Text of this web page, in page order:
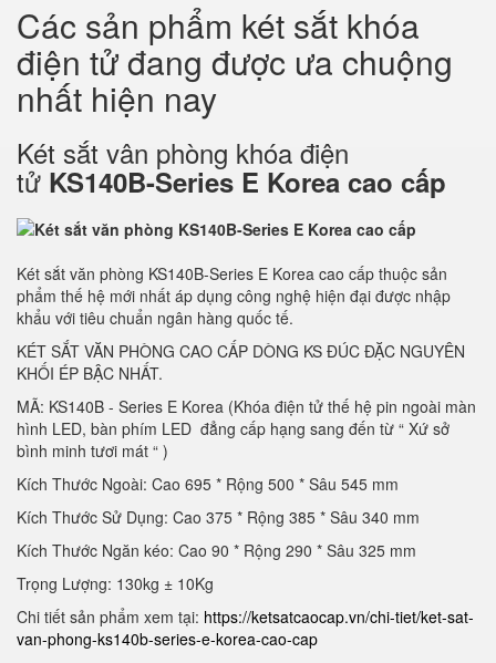
Các sản phẩm két sắt khóa
điện tử đang được ưa chuộng
nhất hiện nay
Két sắt vân phòng khóa điện
tử KS140B-Series E Korea cao cấp
Két sắt văn phòng KS140B-Series E Korea cao cấp thuộc sản
phẩm thế hệ mới nhất áp dụng công nghệ hiện đại được nhập
khẩu với tiêu chuẩn ngân hàng quốc tế.
KÉT SẮT VĂN PHÒNG CAO CẤP DÒNG KS ĐÚC ĐẶC NGUYÊN
KHỐI ÉP BẬC NHẤT.
MÃ: KS140B - Series E Korea (Khóa điện tử thế hệ pin ngoài màn
hình LED, bàn phím LED đẳng cấp hạng sang đến từ “ Xứ sở
bình minh tươi mát “ )
Kích Thước Ngoài: Cao 695 * Rộng 500 * Sâu 545 mm
Kích Thước Sử Dụng: Cao 375 * Rộng 385 * Sâu 340 mm
Kích Thước Ngăn kéo: Cao 90 * Rộng 290 * Sâu 325 mm
Trọng Lượng: 130kg ± 10Kg
Chi tiết sản phẩm xem tại: https://ketsatcaocap.vn/chi-tiet/ket-sat-
van-phong-ks140b-series-e-korea-cao-cap